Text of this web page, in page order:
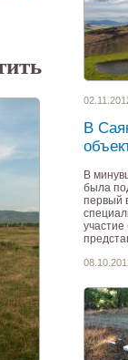
В
В
была
первый